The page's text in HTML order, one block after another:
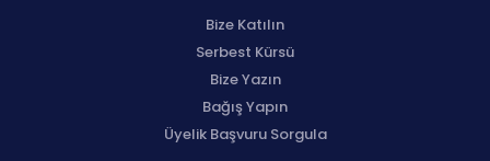
Bize Katılın
Serbest Kürsü
Bize Yazın
Bağış Yapın
Üyelik Başvuru Sorgula